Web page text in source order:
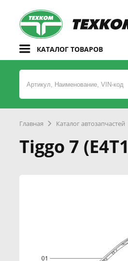
КАТАЛОГ ТОВАРОВ
Главная Каталог автозапчастей
Tiggo 7